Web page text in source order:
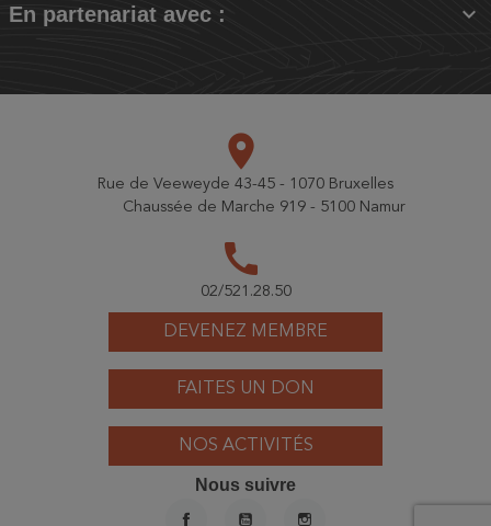
En partenariat avec : 
DEVENEZ MEMBRE
FAITES UN DON
NOS ACTIVITÉS
place
Rue de Veeweyde 43-45 - 1070 Bruxelles
Chaussée de Marche 919 - 5100 Namur
call
02/521.28.50
Nous suivre